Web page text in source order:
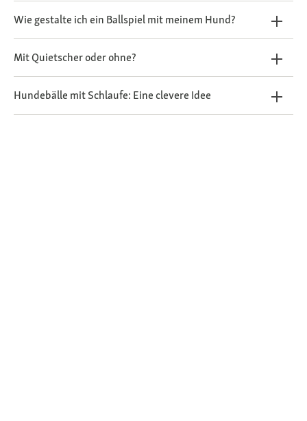
Wie gestalte ich ein Ballspiel mit meinem Hund?
Mit Quietscher oder ohne?
Hundebälle mit Schlaufe: Eine clevere Idee